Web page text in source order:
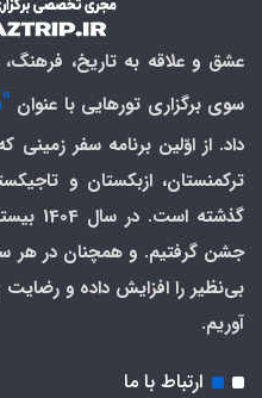
عشق و علاقه به تاریخ، فرهنگ،
سوی برگزاری تورهایی با عنوان
داد. از اوّلین برنامه سفر
ترکمنستان، ازبکستان و
گذشته
جشن گرفتیم. و همچنان در هر
بی‌نظیر را افزایش داده و
آوریم.
ارتباط با ما